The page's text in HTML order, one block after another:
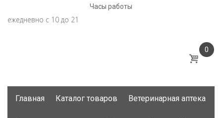
Часы работы
ежедневно с 10 до 21
0
Главная Каталог товаров Ветеринарная аптека